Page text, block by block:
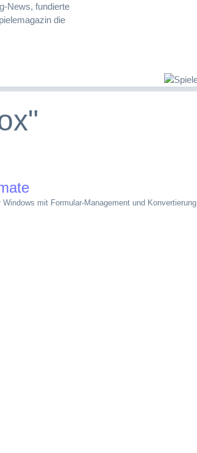
News, fundierte
die
mit Formular-Management und Konvertierung.